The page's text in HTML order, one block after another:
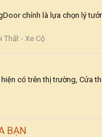
chính là lựa chọn lý
Thất - Xe Cộ
có trên thị trường, Cửa
BẠN